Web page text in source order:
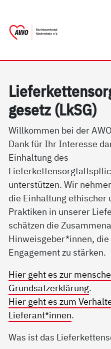
ge­setz (LkSG)
Willkommen bei der
Dank für Ihr Interesse
Einhaltung des
unterstützen. Wir
die Einhaltung ethischer
Praktiken in unserer
schätzen die
Hinweisgeber*innen,
Engagement zu stärken.
Hier geht es zur
Grundsatzerklärung.
Hier geht es zum
Lieferant*innen.
Was ist das